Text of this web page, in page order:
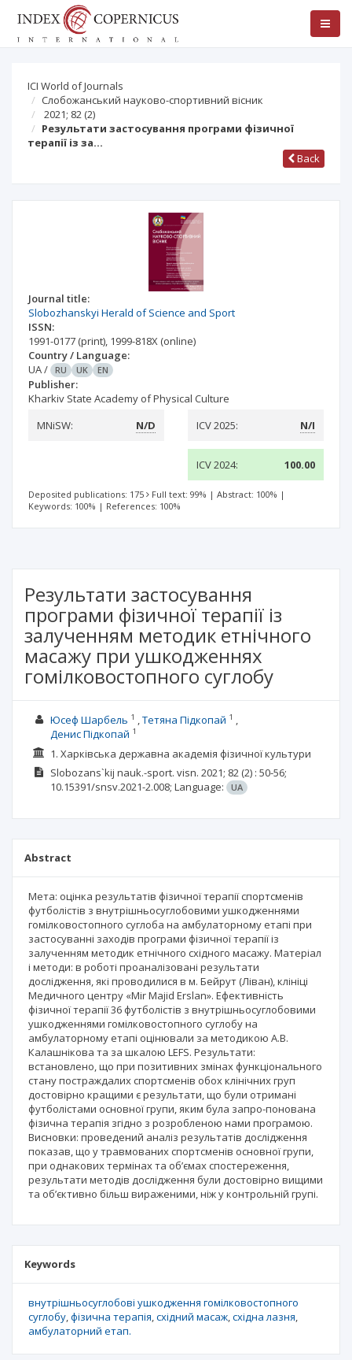
ICI World of Journals
Слобожанський науково-спортивний вісник
2021; 82 (2)
Результати застосування програми фізичної
терапії із за…
Back
Journal title:
Slobozhanskyi Herald of Science and Sport
ISSN:
1991-0177 (print), 1999-818X (online)
Country / Language:
UA/ RU UK EN
Publisher:
Kharkiv State Academy of Physical Culture
MNiSW:
N/D ICV 2025: N/I
ICV 2024: 100.00
Deposited publications: 175 Full text: 99% | Abstract: 100% |
Keywords: 100% | References: 100%
Результати застосування
програми фізичної терапії із
залученням методик етнічного
масажу при ушкодженнях
гомілковостопного суглобу
Юсеф Шарбель 1 Тетяна Підкопай 1
Денис Підкопай 1
1. Харківська державна академія фізичної культури
Slobozans`kij nauk.-sport. visn. 2021; 82(2) : 50-56;
10.15391/snsv.2021-2.008; Language: UA
Abstract
Мета: оцінка результатів фізичної терапії спортсменів
футболістів з внутрішньосуглобовими ушкодженнями
гомілковостопного суглоба на амбулаторному етапі при
застосуванні заходів програми фізичної терапії із
залученням методик етнічного східного масажу. Матеріал
і методи: в роботі проаналізовані результати
дослідження, які проводилися в м. Бейрут (Ліван), клініці
Медичного центру «Mir Majid Erslan». Ефективність
фізичної терапії 36 футболістів з внутрішньосуглобовими
ушкодженнями гомілковостопного суглобу на
амбулаторному етапі оцінювали за методикою А.В.
Калашнікова та за шкалою LEFS. Результати:
встановлено, що при позитивних змінах функціонального
стану постраждалих спортсменів обох клінічних груп
достовірно кращими є результати, що були отримані
футболістами основної групи, яким була запро-понована
фізична терапія згідно з розробленою нами програмою.
Висновки: проведений аналіз результатів дослідження
показав, що у травмованих спортсменів основної групи,
при однакових термінах та об’ємах спостереження,
результати методів дослідження були достовірно вищими
та об’єктивно більш вираженими, ніж у контрольній групі.
Keywords
внутрішньосуглобові ушкодження гомілковостопного
суглобу фізична терапія східний масаж східна лазня
амбулаторний етап.